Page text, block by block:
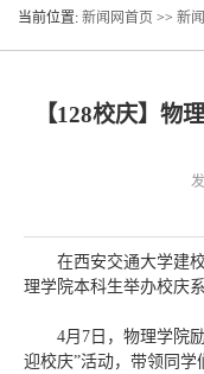
当前位置: 新闻网首页 >> 新
【128校庆】物
在西安交通大学建
理学院本科生举办校庆
4月7日，物理学院
迎校庆”活动，带领同